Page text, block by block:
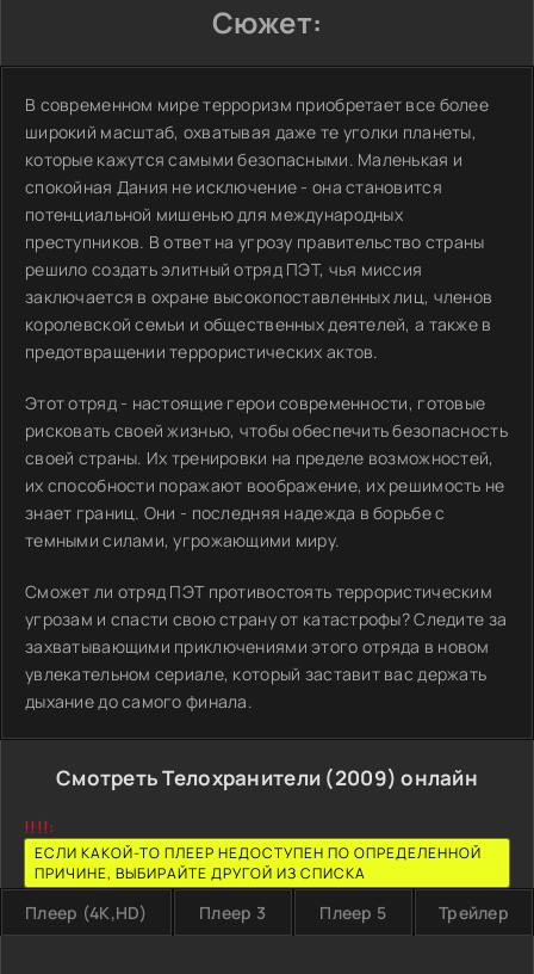
Сюжет:
В современном мире терроризм приобретает все более
широкий масштаб, охватывая даже те уголки планеты,
которые кажутся самыми безопасными. Маленькая и
спокойная Дания не исключение - она становится
потенциальной мишенью для международных
преступников. В ответ на угрозу правительство страны
решило создать элитный отряд ПЭТ, чья миссия
заключается в охране высокопоставленных лиц, членов
королевской семьи и общественных деятелей, а также в
предотвращении террористических актов.
Этот отряд - настоящие герои современности, готовые
рисковать своей жизнью, чтобы обеспечить безопасность
своей страны. Их тренировки на пределе возможностей,
их способности поражают воображение, их решимость не
знает границ. Они - последняя надежда в борьбе с
темными силами, угрожающими миру.
Сможет ли отряд ПЭТ противостоять террористическим
угрозам и спасти свою страну от катастрофы? Следите за
захватывающими приключениями этого отряда в новом
увлекательном сериале, который заставит вас держать
дыхание до самого финала.
Смотреть Телохранители (2009) онлайн
!!!!:
ЕСЛИ КАКОЙ-ТО ПЛЕЕР НЕДОСТУПЕН ПО ОПРЕДЕЛЕННОЙ
ПРИЧИНЕ, ВЫБИРАЙТЕ ДРУГОЙ ИЗ СПИСКА
Плеер (4K,HD) Плеер 3 Плеер 5 Трейлер